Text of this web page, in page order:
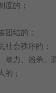
度的；
团结的；
社会秩序的；
力、凶杀、
的；